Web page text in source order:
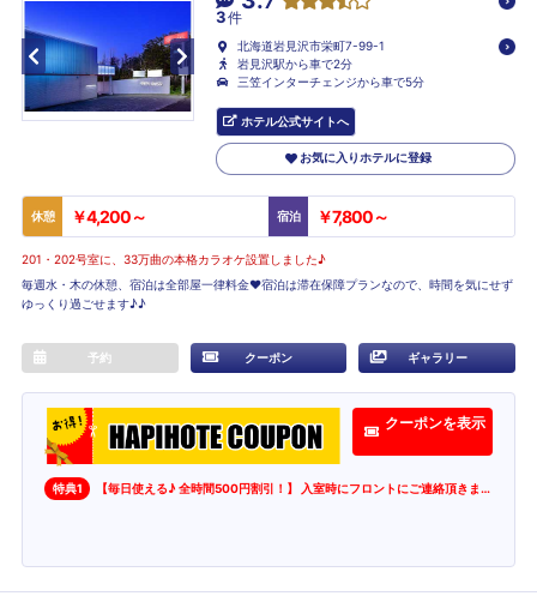
3件
北海道岩見沢市栄町7-99-1
岩見沢駅から車で2分
三笠インターチェンジから車で5分
ホテル公式サイトへ
お気に入りホテルに登録
休憩 ￥4,200～ 宿泊 ￥7,800～
201・202号室に、33万曲の本格カラオケ設置しました♪
毎週水・木の休憩、宿泊は全部屋一律料金♥宿泊は滞在保障プランなので、時間を気にせず
ゆっくり過ごせます♪♪
予約 クーポン ギャラリー
クーポンを表示
特典1 【毎日使える♪ 全時間500円割引！】 入室時にフロントにご連絡頂きましたら500円割引致します。